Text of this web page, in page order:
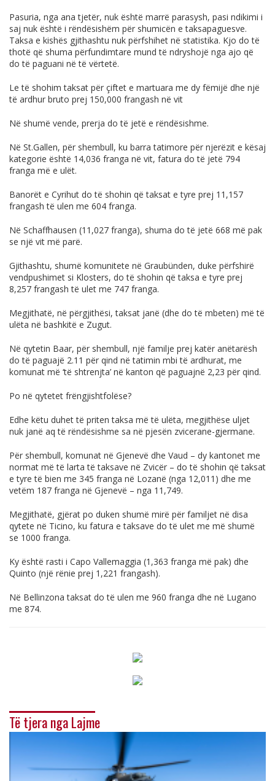
Pasuria, nga ana tjetër, nuk është marrë parasysh, pasi ndikimi i
saj nuk është i rëndësishëm për shumicën e taksapaguesve.
Taksa e kishës gjithashtu nuk përfshihet në statistika. Kjo do të
thotë që shuma përfundimtare mund të ndryshojë nga ajo që
do të paguani në të vërtetë.
Le të shohim taksat për çiftet e martuara me dy fëmijë dhe një
të ardhur bruto prej 150,000 frangash në vit
Në shumë vende, prerja do të jetë e rëndësishme.
Në St.Gallen, për shembull, ku barra tatimore për njerëzit e kësaj
kategorie është 14,036 franga në vit, fatura do të jetë 794
franga më e ulët.
Banorët e Cyrihut do të shohin që taksat e tyre prej 11,157
frangash të ulen me 604 franga.
Në Schaffhausen (11,027 franga), shuma do të jetë 668 më pak
se një vit më parë.
Gjithashtu, shumë komunitete në Graubünden, duke përfshirë
vendpushimet si Klosters, do të shohin që taksa e tyre prej
8,257 frangash të ulet me 747 franga.
Megjithatë, në përgjithësi, taksat janë (dhe do të mbeten) më të
ulëta në bashkitë e Zugut.
Në qytetin Baar, për shembull, një familje prej katër anëtarësh
do të paguajë 2.11 për qind në tatimin mbi të ardhurat, me
komunat më ‘të shtrenjta’ në kanton që paguajnë 2,23 për qind.
Po në qytetet frëngjishtfolëse?
Edhe këtu duhet të priten taksa më të ulëta, megjithëse uljet
nuk janë aq të rëndësishme sa në pjesën zvicerane-gjermane.
Për shembull, komunat në Gjenevë dhe Vaud – dy kantonet me
normat më të larta të taksave në Zvicër – do të shohin që taksat
e tyre të bien me 345 franga në Lozanë (nga 12,011) dhe me
vetëm 187 franga në Gjenevë – nga 11,749.
Megjithatë, gjërat po duken shumë mirë për familjet në disa
qytete në Ticino, ku fatura e taksave do të ulet me më shumë
se 1000 franga.
Ky është rasti i Capo Vallemaggia (1,363 franga më pak) dhe
Quinto (një rënie prej 1,221 frangash).
Në Bellinzona taksat do të ulen me 960 franga dhe në Lugano
me 874.
Të tjera nga Lajme